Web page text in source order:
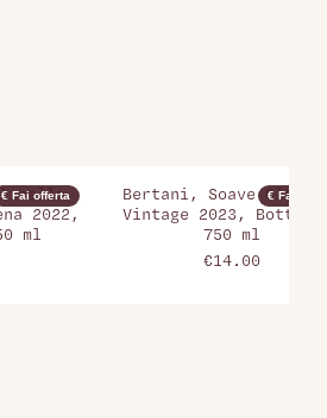
€ Fai offerta
2022,
ml
€ Fai
Bertani, Soave
Vintage 2023,
750 ml
€14.00